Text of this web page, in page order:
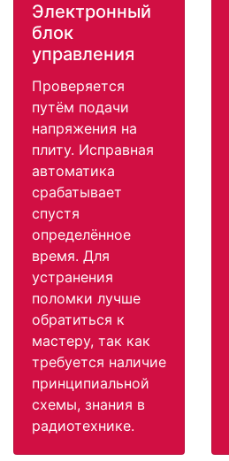
Электронный
блок
управления
Проверяется
путём подачи
напряжения на
плиту. Исправная
автоматика
срабатывает
спустя
определённое
время. Для
устранения
поломки лучше
обратиться к
мастеру, так как
требуется наличие
принципиальной
схемы, знания в
радиотехнике.